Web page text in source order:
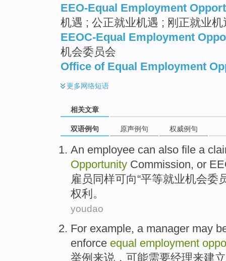
EEO-Equal Employment
机遇 ; 公正就业机遇 ; 刚正就业机
EEOC-Equal Employment
机会委员会
Office of Equal Employment
更多网络短语
相关文章
双语例句 原声例句 权威例句
An employee can also file a
Opportunity Commission, or
雇员 同样可向“平等就业机会委
权利。
youdao
For example, a manager may
enforce equal employment
举例 来说， 可能需要经理来建立